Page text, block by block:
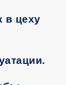
в цеху